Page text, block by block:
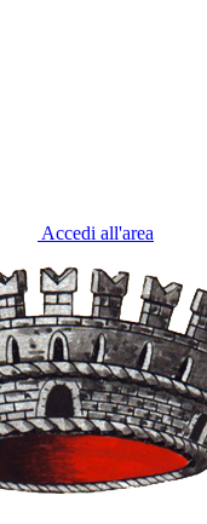
Accedi all'area